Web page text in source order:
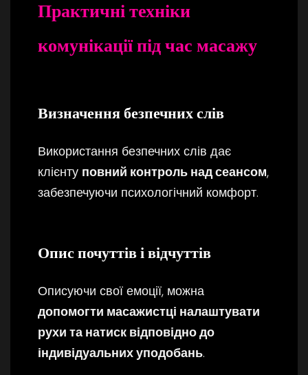
Практичні техніки
комунікації під час масажу
Визначення безпечних слів
Використання безпечних слів дає
клієнту повний контроль над сеансом,
забезпечуючи психологічний комфорт.
Опис почуттів і відчуттів
Описуючи свої емоції, можна
допомогти масажистці налаштувати
рухи та натиск відповідно до
індивідуальних уподобань.